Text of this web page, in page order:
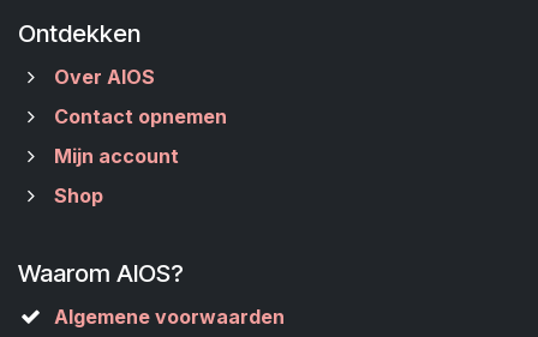
Ontdekken
Over AIOS
Contact opnemen
Mijn account
Shop
Waarom AIOS?
Algemene voorwaarden